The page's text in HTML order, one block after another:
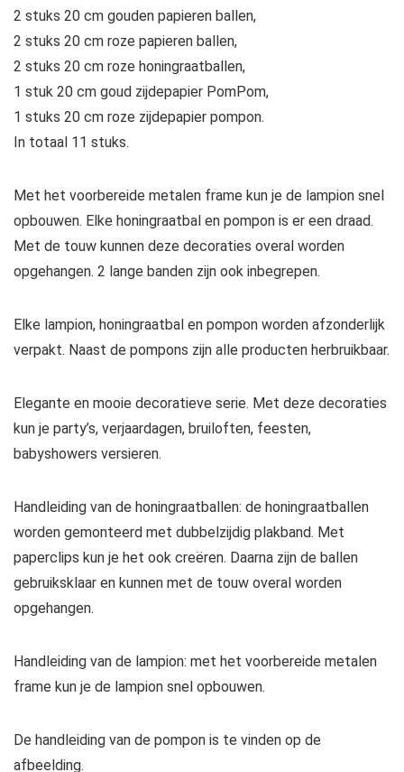
2 stuks 20 cm gouden papieren ballen,
2 stuks 20 cm roze papieren ballen,
2 stuks 20 cm roze honingraatballen,
1 stuk 20 cm goud zijdepapier PomPom,
1 stuks 20 cm roze zijdepapier pompon.
In totaal 11 stuks.
Met het voorbereide metalen frame kun je de lampion snel
opbouwen. Elke honingraatbal en pompon is er een draad.
Met de touw kunnen deze decoraties overal worden
opgehangen. 2 lange banden zijn ook inbegrepen.
Elke lampion, honingraatbal en pompon worden afzonderlijk
verpakt. Naast de pompons zijn alle producten herbruikbaar.
Elegante en mooie decoratieve serie. Met deze decoraties
kun je party’s, verjaardagen, bruiloften, feesten,
babyshowers versieren.
Handleiding van de honingraatballen: de honingraatballen
worden gemonteerd met dubbelzijdig plakband. Met
paperclips kun je het ook creëren. Daarna zijn de ballen
gebruiksklaar en kunnen met de touw overal worden
opgehangen.
Handleiding van de lampion: met het voorbereide metalen
frame kun je de lampion snel opbouwen.
De handleiding van de pompon is te vinden op de
afbeelding.